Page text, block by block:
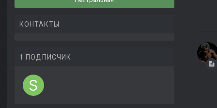
КОНТАКТЫ
1 ПОДПИСЧИК